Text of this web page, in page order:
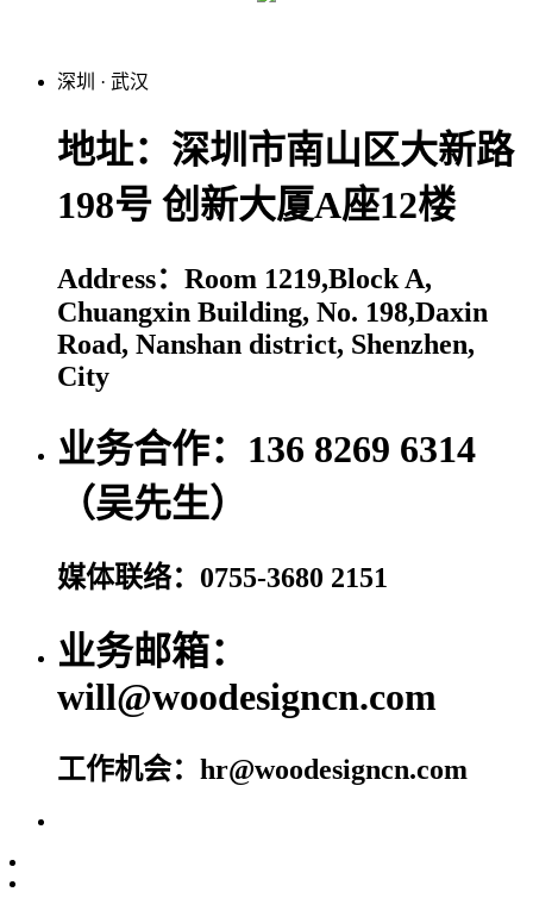
深圳 · 武汉
地址：深圳市南山区大新路
198号 创新大厦A座12楼
Address：Room 1219,Block A,
Chuangxin Building, No. 198,Daxin
Road, Nanshan district, Shenzhen,
City
业务合作：136 8269 6314
（吴先生）
媒体联络：0755-3680 2151
业务邮箱：
will@woodesigncn.com
工作机会：hr@woodesigncn.com